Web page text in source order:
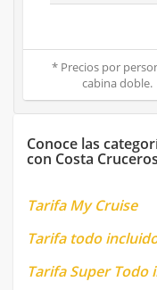
* Precios por
cabina doble.
Conoce las
con Costa
Tarifa My Cruise
Tarifa todo
Tarifa Super Todo